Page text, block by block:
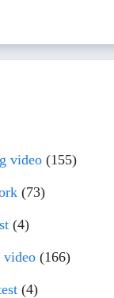
video (155)
(73)
(4)
video (166)
(4)